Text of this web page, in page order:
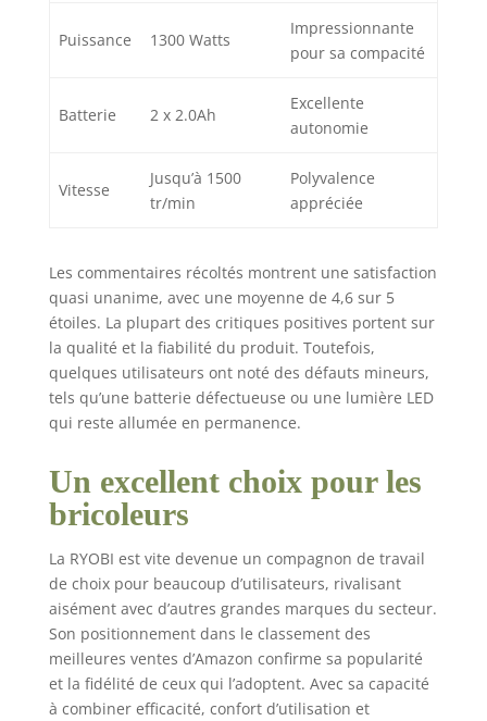
Puissance 1300 Watts
Impressionnante
pour sa compacité
Batterie 2 x 2.0Ah
Excellente
autonomie
Vitesse
Jusqu’à 1500
tr/min
Polyvalence
appréciée
Les commentaires récoltés montrent une satisfaction
quasi unanime, avec une moyenne de 4,6 sur 5
étoiles. La plupart des critiques positives portent sur
la qualité et la fiabilité du produit. Toutefois,
quelques utilisateurs ont noté des défauts mineurs,
tels qu’une batterie défectueuse ou une lumière LED
qui reste allumée en permanence.
Un excellent choix pour les
bricoleurs
La RYOBI est vite devenue un compagnon de travail
de choix pour beaucoup d’utilisateurs, rivalisant
aisément avec d’autres grandes marques du secteur.
Son positionnement dans le classement des
meilleures ventes d’Amazon confirme sa popularité
et la fidélité de ceux qui l’adoptent. Avec sa capacité
à combiner efficacité, confort d’utilisation et